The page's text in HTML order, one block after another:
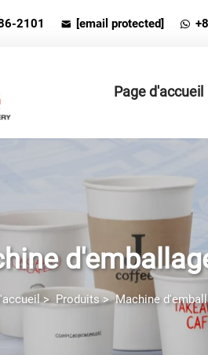
2101 [email protected]
Page d'accueil
> Produits>Machine